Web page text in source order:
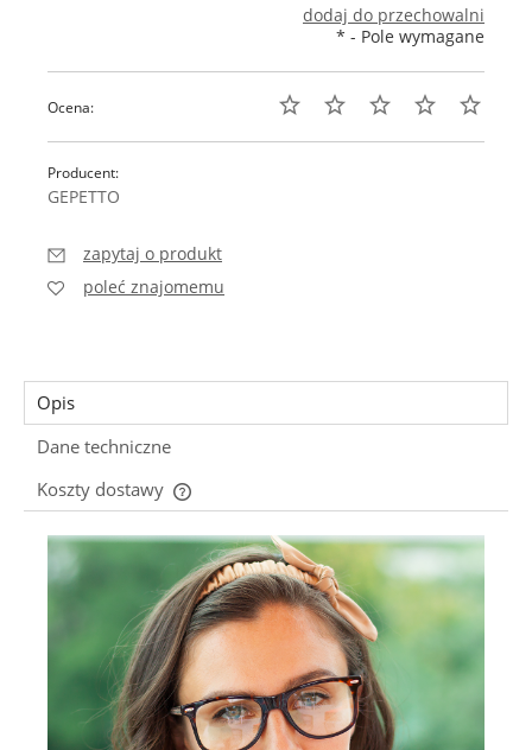
dodaj do przechowalni
* - Pole wymagane
Ocena:
Producent:
GEPETTO
zapytaj o produkt
poleć znajomemu
Opis
Dane techniczne
Koszty dostawy
Cena nie zawiera ewentualnych kosztów płatności